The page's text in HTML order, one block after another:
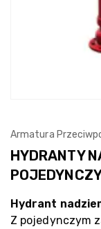
Armatura
HYDRANTY
Hydrant
Z pojedynczym